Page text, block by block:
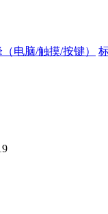
电脑/触摸/按键）